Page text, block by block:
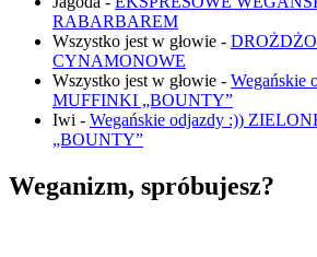
RABARBAREM
Wszystko jest w głowie -
CYNAMONOWE
Wszystko jest w głowie - Wegańskie
MUFFINKI „BOUNTY”
Iwi - Wegańskie odjazdy :))
„BOUNTY”
Weganizm, spróbujesz?